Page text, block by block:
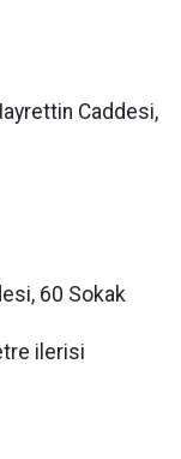
Caddesi,
60 Sokak
ilerisi